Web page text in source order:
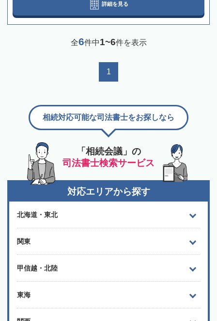
詳細を見る
全6件中1~6件を表示
1
「相続会議」の
司法書士検索サービス
相続対応可能な司法書士をお探しなら
対応エリアから探す
北海道・東北
関東
甲信越・北陸
東海